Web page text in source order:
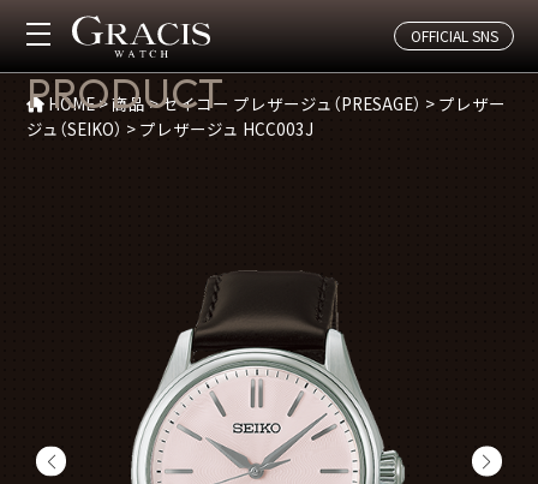
OFFICIAL SNS
商品紹介
PRODUCT
HOME>商品>セイコー プレザージュ（PRESAGE） > プレザー
ジュ（SEIKO） > プレザージュ HCC003J